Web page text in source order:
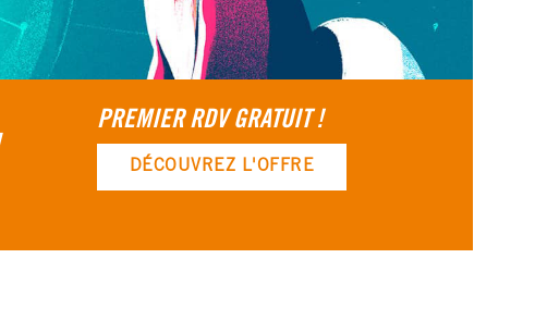
PREMIER RDV GRATUIT !
DÉCOUVREZ L'OFFRE